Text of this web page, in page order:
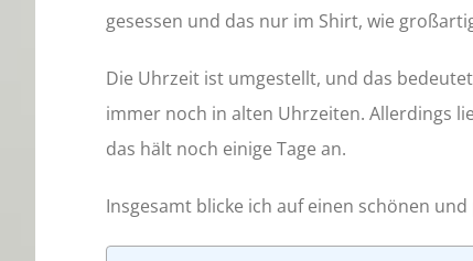
gesessen und das nur im Shirt, wie
Die Uhrzeit ist umgestellt, und das
immer noch in alten Uhrzeiten. Allerdings
das hält noch einige Tage an.
Insgesamt blicke ich auf einen schönen